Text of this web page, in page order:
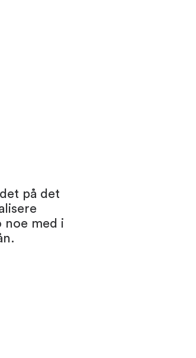
på det
noe med i